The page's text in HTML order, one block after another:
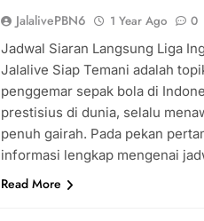
JalalivePBN6 1 Year Ago 0
Jadwal Siaran Langsung Liga
Jalalive Siap Temani adalah
penggemar sepak bola di
prestisius di dunia, selalu
penuh gairah. Pada pekan
informasi lengkap mengenai
Read More